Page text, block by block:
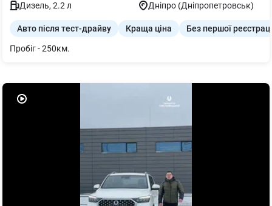
Дизель, 2.2 л Дніпро (Дніпропетровськ)
Авто після тест-драйву Краща ціна Без першої
Пробіг - 250км.